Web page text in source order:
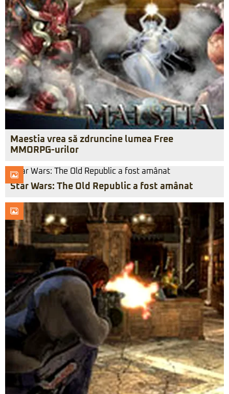
Maestia vrea să zdruncine lumea Free
MMORPG-urilor
Star Wars: The Old Republic a fost amânat